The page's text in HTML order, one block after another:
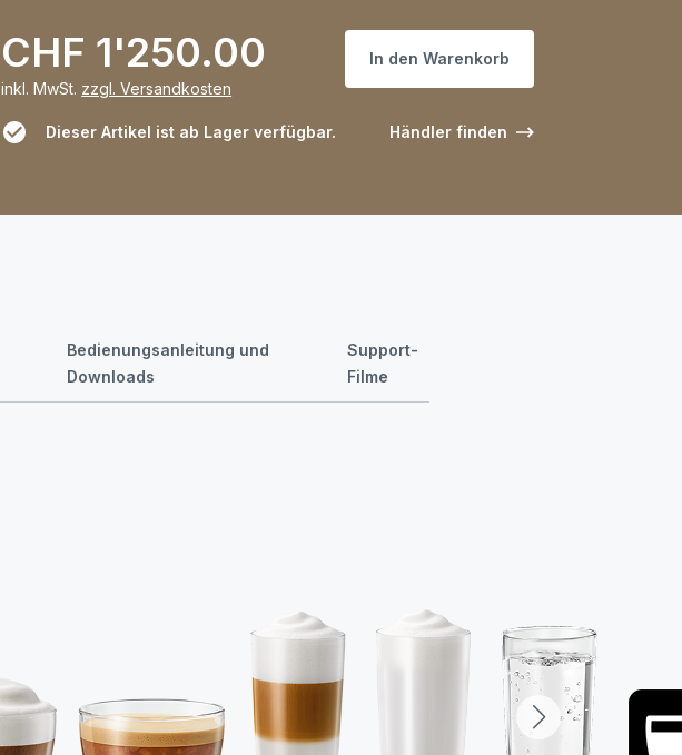
CHF 1'250.00
inkl. MwSt. zzgl. Versandkosten
In den Warenkorb
Dieser Artikel ist ab Lager verfügbar. Händler finden
Bedienungsanleitung und
Downloads
Support-
Filme